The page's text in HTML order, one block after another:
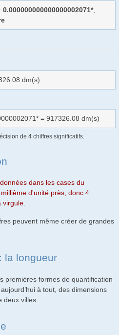
0.000000000000000002071*,
dm(s)
= 917326.08 dm(s)
de 4 chiffres significatifs.
dans les cases du
d'unité près, donc 4
virgule.
peuvent même créer de grandes
la longueur
premières formes de quantification
à tout, des dimensions
deux villes.